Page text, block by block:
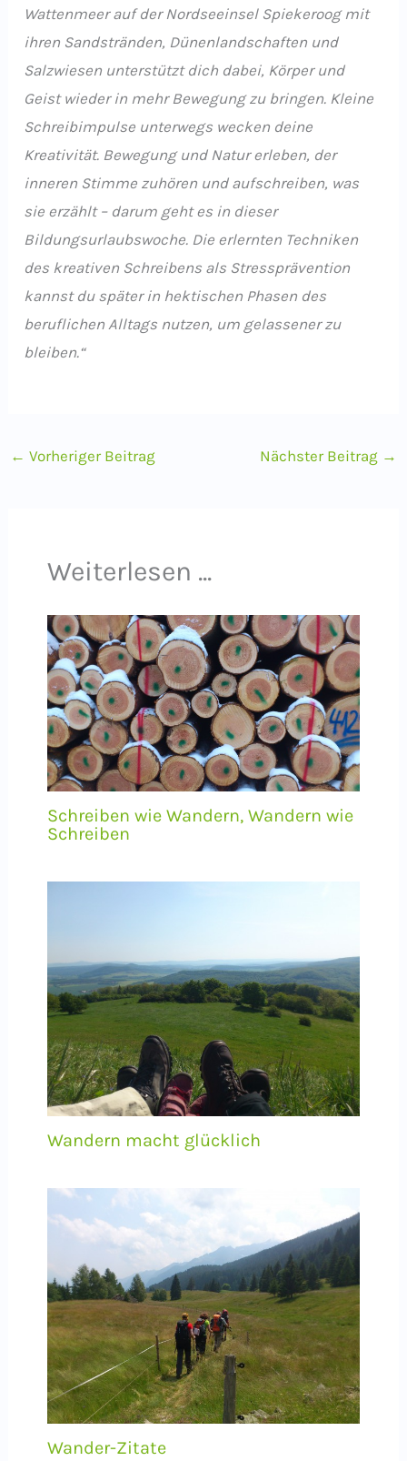
Wattenmeer auf der Nordseeinsel Spiekeroog mit
ihren Sandstränden, Dünenlandschaften und
Salzwiesen unterstützt dich dabei, Körper und
Geist wieder in mehr Bewegung zu bringen. Kleine
Schreibimpulse unterwegs wecken deine
Kreativität. Bewegung und Natur erleben, der
inneren Stimme zuhören und aufschreiben, was
sie erzählt – darum geht es in dieser
Bildungsurlaubswoche. Die erlernten Techniken
des kreativen Schreibens als Stressprävention
kannst du später in hektischen Phasen des
beruflichen Alltags nutzen, um gelassener zu
bleiben.“
← Vorheriger Beitrag Nächster Beitrag →
Weiterlesen ...
Schreiben wie Wandern, Wandern wie
Schreiben
Wandern macht glücklich
Wander-Zitate